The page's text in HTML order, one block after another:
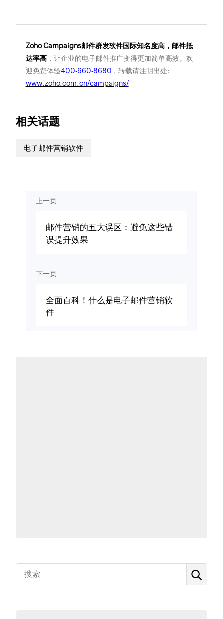
Zoho Campaigns邮件群发软件国际知名度高，邮件抵
达率高，让企业的电子邮件推广变得更加简单高效。欢
迎免费体验400-660-8680 ，转载请注明出处:
www.zoho.com.cn/campaigns/
相关话题
电子邮件营销软件
上一页
邮件营销的五大误区：避免这些错
误提升效果
下一页
全面百科！什么是电子邮件营销软
件